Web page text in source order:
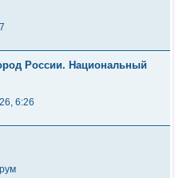
России. Национальный
6:26